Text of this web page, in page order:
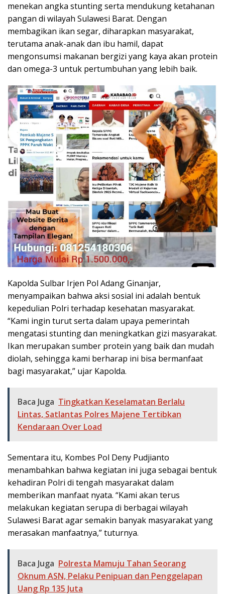
menekan angka stunting serta mendukung ketahanan
pangan di wilayah Sulawesi Barat. Dengan
membagikan ikan segar, diharapkan masyarakat,
terutama anak-anak dan ibu hamil, dapat
mengonsumsi makanan bergizi yang kaya akan protein
dan omega-3 untuk pertumbuhan yang lebih baik.
Kapolda Sulbar Irjen Pol Adang Ginanjar,
menyampaikan bahwa aksi sosial ini adalah bentuk
kepedulian Polri terhadap kesehatan masyarakat.
“Kami ingin turut serta dalam upaya pemerintah
mengatasi stunting dan meningkatkan gizi masyarakat.
Ikan merupakan sumber protein yang baik dan mudah
diolah, sehingga kami berharap ini bisa bermanfaat
bagi masyarakat,” ujar Kapolda.
Baca Juga Tingkatkan Keselamatan Berlalu
Lintas, Satlantas Polres Majene Tertibkan
Kendaraan Over Load
Sementara itu, Kombes Pol Deny Pudjianto
menambahkan bahwa kegiatan ini juga sebagai bentuk
kehadiran Polri di tengah masyarakat dalam
memberikan manfaat nyata. “Kami akan terus
melakukan kegiatan serupa di berbagai wilayah
Sulawesi Barat agar semakin banyak masyarakat yang
merasakan manfaatnya,” tuturnya.
Baca Juga Polresta Mamuju Tahan Seorang
Oknum ASN, Pelaku Penipuan dan Penggelapan
Uang Rp 135 Juta